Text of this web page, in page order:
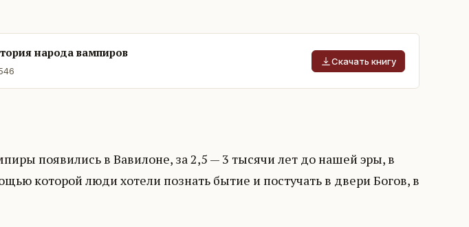
народа вампиров
Скачать книгу
появились в Вавилоне, за 2,5 — 3 тысячи лет до нашей эры, в
которой люди хотели познать бытие и постучать в двери Богов, в